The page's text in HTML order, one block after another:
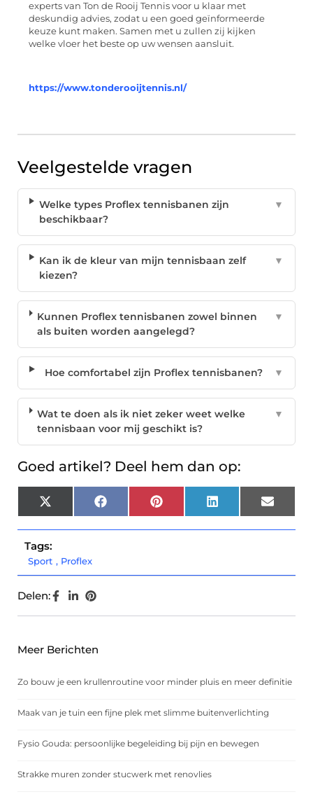
experts van Ton de Rooij Tennis voor u klaar met
deskundig advies, zodat u een goed geïnformeerde
keuze kunt maken. Samen met u zullen zij kijken
welke vloer het beste op uw wensen aansluit.
https://www.tonderooijtennis.nl/
Veelgestelde vragen
Welke types Proflex tennisbanen zijn
beschikbaar?
▼
Kan ik de kleur van mijn tennisbaan zelf
kiezen?
▼
Kunnen Proflex tennisbanen zowel binnen
als buiten worden aangelegd?
▼
Hoe comfortabel zijn Proflex tennisbanen? ▼
Wat te doen als ik niet zeker weet welke
tennisbaan voor mij geschikt is?
▼
Goed artikel? Deel hem dan op:
X
(Twitter)
Facebook Pinterest LinkedIn Email
Tags:
Sport , Proflex
Delen:
Meer Berichten
Zo bouw je een krullenroutine voor minder pluis en meer definitie
Maak van je tuin een fijne plek met slimme buitenverlichting
Fysio Gouda: persoonlijke begeleiding bij pijn en bewegen
Strakke muren zonder stucwerk met renovlies